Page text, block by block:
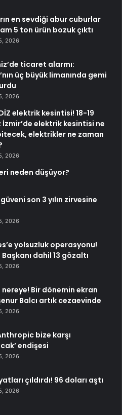
en sevdiği abur cuburlar
5 ton ürün bozuk çıktı
2026
ticaret alarmı:
üç büyük limanında gemi
2026
elektrik kesintisi! 18-19
İzmir’de elektrik kesintisi ne
elektrikler ne zaman
2026
neden düşüyor?
son 3 yılın zirvesine
2026
yolsuzluk operasyonu!
dahil 13 gözaltı
2026
nereye! Bir dönemin ekran
Balcı artık cezaevinde
2026
bize karşı
endişesi
2026
çıldırdı! 96 doları aştı
2026